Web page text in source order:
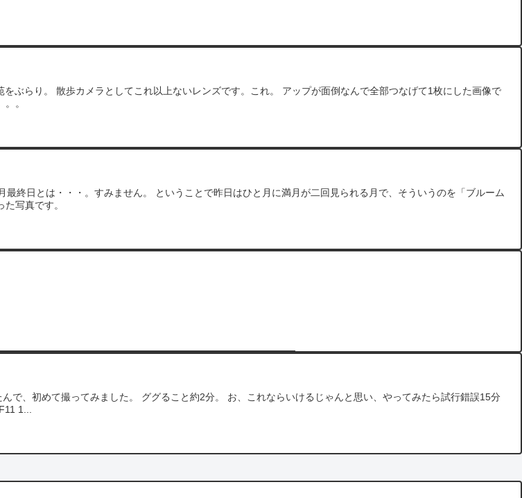
ぶらり。 散歩カメラとしてこれ以上ないレンズです。これ。 アップが面倒なんで全部つなげて1枚にした画像で
。
終日とは・・・。すみません。 ということで昨日はひと月に満月が二回見られる月で、そういうのを「ブルーム
写真です。
で、初めて撮ってみました。 ググること約2分。 お、これならいけるじゃんと思い、やってみたら試行錯誤15分
1...